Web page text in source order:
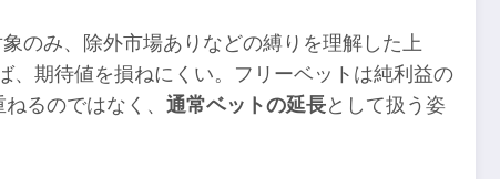
のみ、除外市場ありなどの縛りを理解した上
期待値を損ねにくい。フリーベットは純利益の
るのではなく、 通常ベットの延長として扱う姿